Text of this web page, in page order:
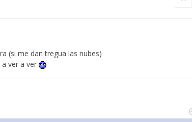
(si me dan tregua las nubes)
a ver a ver